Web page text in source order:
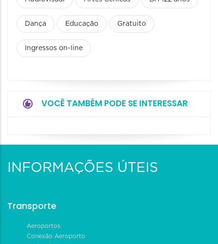
Dança Educação Gratuito
Ingressos on-line
VOCÊ TAMBÉM PODE SE INTERESSAR
INFORMAÇÕES ÚTEIS
Transporte
Aeroportos
Conexão Aeroporto